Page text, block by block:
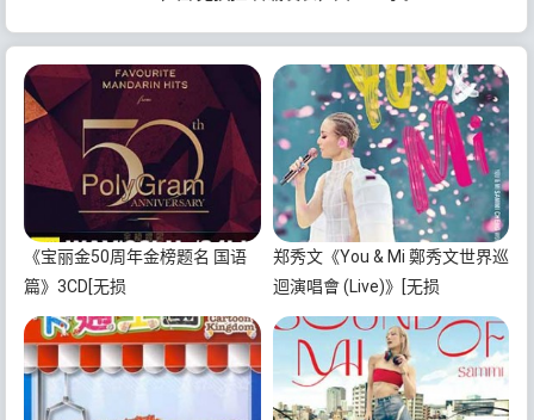
《宝丽金50周年金榜题名 国语
篇》3CD[无损
WAV/MP3/5.86GB]百度云网盘
下载
郑秀文《You & Mi 鄭秀文世界巡
迴演唱會 (Live)》[无损
FLAC/MP3/2.07GB]百度云网盘
下载